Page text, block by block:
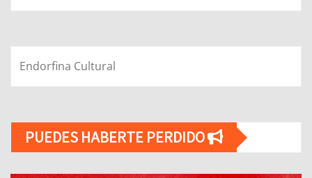
Endorfina Cultural
PUEDES HABERTE PERDIDO